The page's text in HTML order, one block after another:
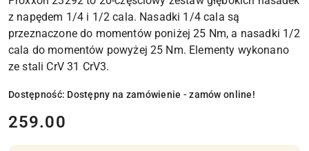
z napędem 1/4 i 1/2 cala. Nasadki 1/4 cala są
przeznaczone do momentów poniżej 25 Nm, a nasadki 1/2
cala do momentów powyżej 25 Nm. Elementy wykonano
ze stali CrV 31 CrV3.
Dostępność: Dostępny na zamówienie - zamów online!
cena:
259.00